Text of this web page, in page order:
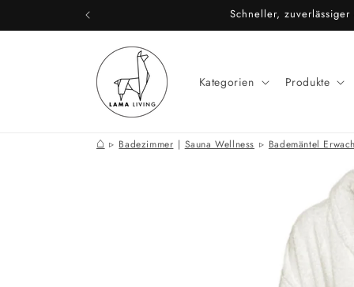
Inhalt
Schneller,
Kategorien Produkte
⌂ Badezimmer | Sauna Wellness Bademäntel